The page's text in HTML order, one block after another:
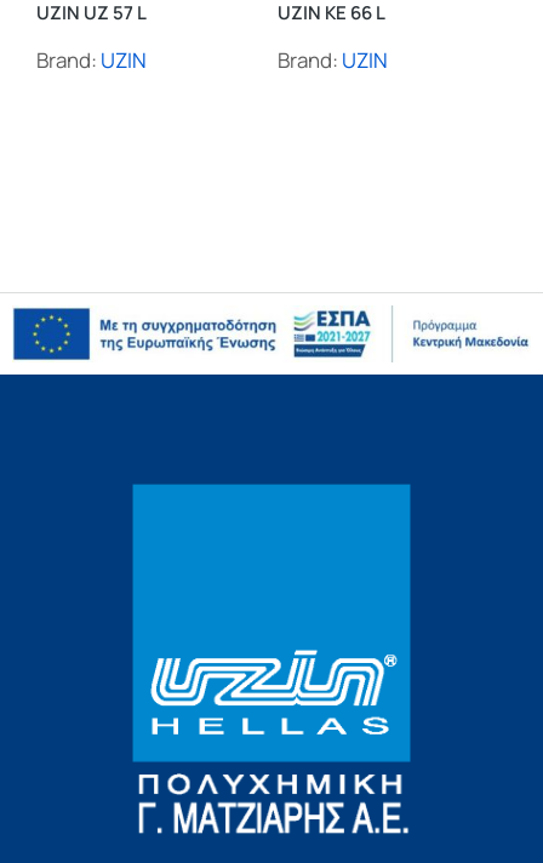
UZIN UZ 57 L
Brand: UZIN
UZIN KE 66 L
Brand: UZIN